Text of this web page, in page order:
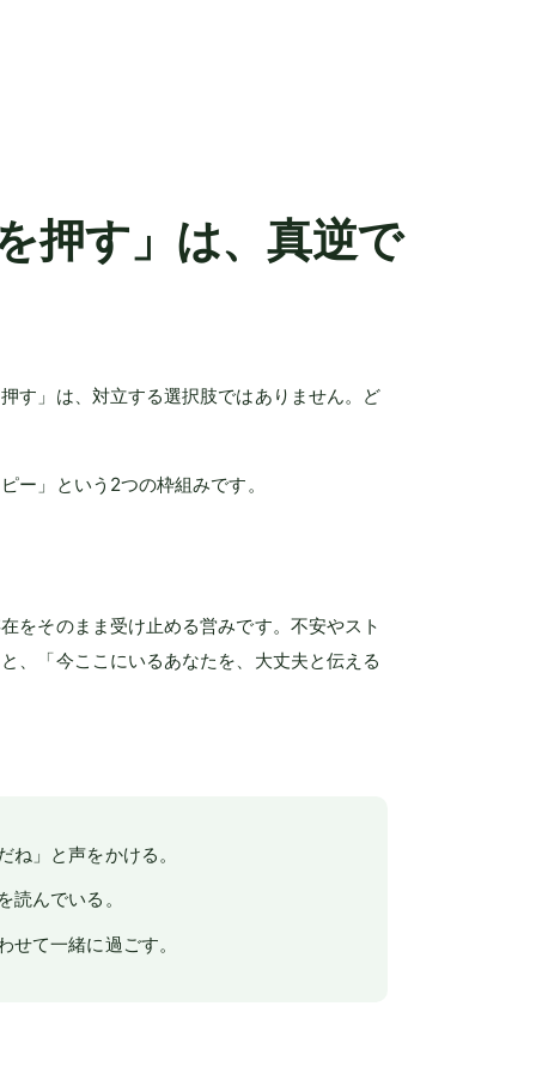
押す」は、真逆で
す」は、対立する選択肢ではありません。ど
ー」という2つの枠組みです。
をそのまま受け止める営みです。不安やスト
、「今ここにいるあなたを、大丈夫と伝える
」と声をかける。
んでいる。
て一緒に過ごす。